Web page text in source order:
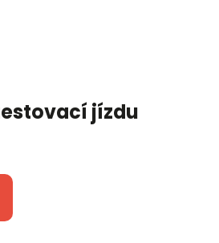
jízdu